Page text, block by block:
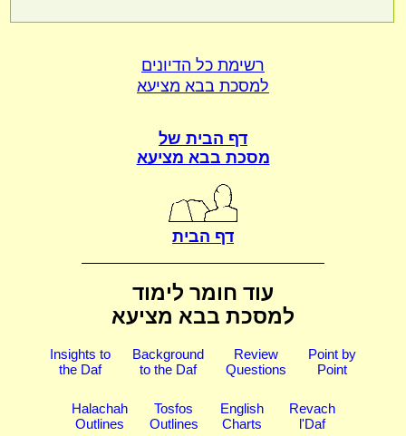
רשימת כל הדיונים
למסכת בבא מציעא
דף הבית של
מסכת בבא מציעא
דף הבית
עוד חומר לימוד
למסכת בבא מציעא
Insights to
the Daf
Background
to the Daf
Review
Questions
Point by
Point
Halachah
Outlines
Tosfos
Outlines
English
Charts
Revach
l'Daf